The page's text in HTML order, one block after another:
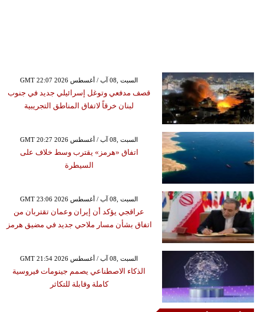
GMT 22:07 2026 السبت ,08 آب / أغسطس
قصف مدفعي وتوغل إسرائيلي جديد في جنوب
لبنان خرقاً لاتفاق المناطق التجريبية
GMT 20:27 2026 السبت ,08 آب / أغسطس
اتفاق «هرمز» يقترب وسط خلاف على
السيطرة
GMT 23:06 2026 السبت ,08 آب / أغسطس
عراقجي يؤكد أن إيران وعمان تقتربان من
اتفاق بشأن مسار ملاحي جديد في مضيق هرمز
GMT 21:54 2026 السبت ,08 آب / أغسطس
الذكاء الاصطناعي يصمم جينومات فيروسية
كاملة وقابلة للتكاثر